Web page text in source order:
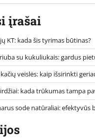
įrašai
KT: kada šis tyrimas būtinas?
su kukuliukais: gardus
veislės: kaip išsirinkti
kada trūkumas tampa
sode natūraliai: efektyvūs